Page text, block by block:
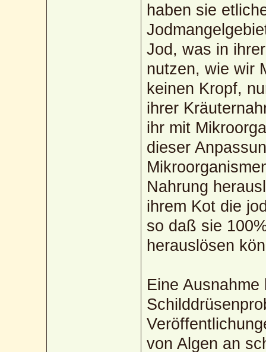
haben sie
Jod, was in
nutzen, wie wir
keinen Kropf,
ihrer
ihr mit
dieser
Nahrung
ihrem Kot die
so daß sie
herauslösen
Eine
von Algen an